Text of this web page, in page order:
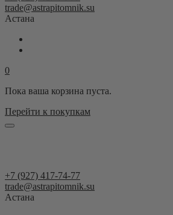
trade@astrapitomnik.su
Астана
0
Пока ваша корзина пуста.
Перейти к покупкам
+7 (927) 417-74-77
trade@astrapitomnik.su
Астана